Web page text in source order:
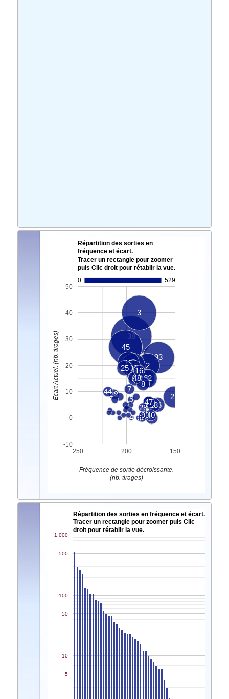
Répartition des sorties en
fréquence et écart.
Tracer un rectangle pour zoomer
puis Clic droit pour rétablir la vue.
0
529
38
3
45
33
2
49
15
22
36
39
32
30
25
12
46
8
18
41
16
40
43
47
7
29
44
28
31
48
1
9
5
6
4
250 200 150
-10
0
10
20
30
40
50
Fréquence de sortie décroissante.
(nb. tirages)
Ecart Actuel. (nb. tirages)
Répartition des sorties en fréquence et écart.
Tracer un rectangle pour zoomer puis Clic
droit pour rétablir la vue.
5
10
50
100
500
1,000